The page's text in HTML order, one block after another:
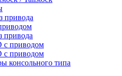
привода
привода
с приводом
с приводом
консольного типа